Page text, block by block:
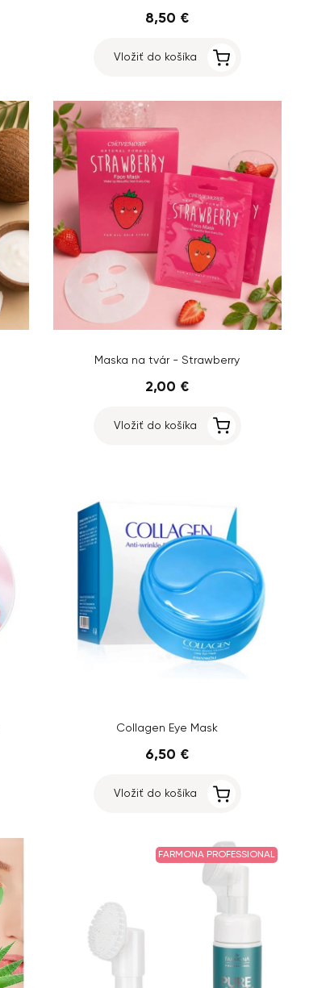
8,50 €
Vložiť do košíka
Maska na tvár - Strawberry
2,00 €
Vložiť do košíka
Collagen Eye Mask
6,50 €
Vložiť do košíka
FARMONA PROFESSIONAL